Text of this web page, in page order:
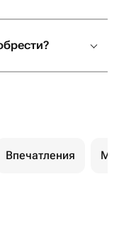
Впечатления